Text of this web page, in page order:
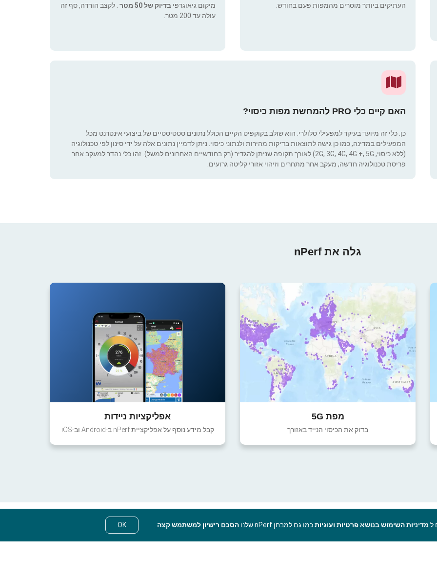
העתיקים ביותר מוסרים מהמפות פעם בחודש.
מיקום גיאוגרפי בדיוק של 50 מטר
. לקצב הורדה, סף זה
עולה עד 200 מטר.
האם קיים כלי PRO להמחשת מפות כיסוי?
כן. כלי זה מיועד בעיקר למפעילי סלולרי. הוא שולב בקוקפיט הקיים הכולל נתונים סטטיסטיים של ביצועי אינטרנט מכל
המפעילים במדינה, כמו כן גישה לתוצאות בדיקות מהירות ולנתוני כיסוי. ניתן לדמיין נתונים אלה על ידי סינון לפי טכנולוגיה
(ללא כיסוי, 2G, 3G, 4G, 4G +, 5G) לאורך תקופה שניתן להגדיר (רק בחודשיים האחרונים למשל). זהו כלי נהדר למעקב אחר
פריסת טכנולוגיה חדשה, מעקב אחר מתחרים וזיהוי אזורי קליטה גרועים.
גלה את nPerf
מפת 5G
בדוק את הכיסוי הנייד באזורך
אפליקציות ניידות
קבל מידע נוסף על אפליקציית nPerf ב-Android וב-iOS
מדיניות השימוש בנושא פרטיות ועוגיותכמו גם למבחן nPerf שלנו הסכם רישיון למשתמש קצה OK